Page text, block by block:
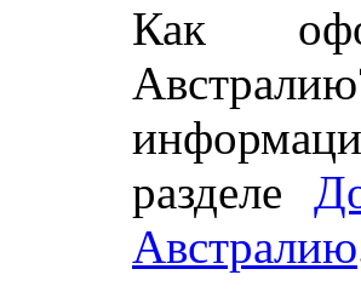
Как
разделе
Австралию